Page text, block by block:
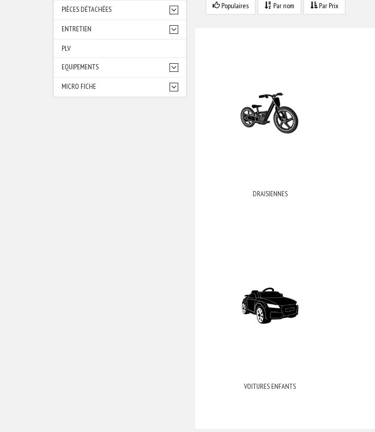
PIÈCES DÉTACHÉES
ENTRETIEN
PLV
EQUIPEMENTS
MICRO FICHE
Populaires Par nom Par Prix
DRAISIENNES
VOITURES ENFANTS